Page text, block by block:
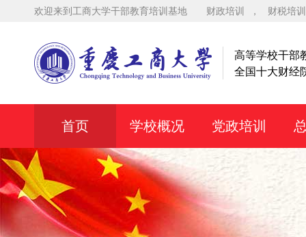
欢迎来到工商大学干部教育培训基地 财政培训 ， 财税培训
高等学校干部
全国十大财经
首页 学校概况 党政培训